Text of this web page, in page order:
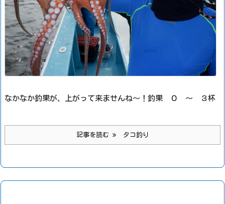
なかなか釣果が、上がって来ませんね～！ 釣果 ０ ～ ３杯
記事を読む タコ釣り